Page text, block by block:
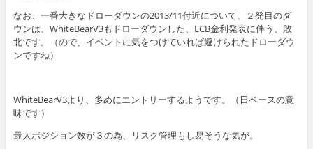
なお、一番大きなドローダウンの2013/11付近について、２発目のダ
ウンは、WhiteBearV3もドローダウンした、ECB金利発表に伴う、敗
北です。（ので、イベントに気をつけていれば避けられたドローダウ
ンですね）
WhiteBearV3より、多めにエントリーするようです。（日ベースの意
味です）
最大ポジション数が３の為、リスク管理もし易そうな気が。